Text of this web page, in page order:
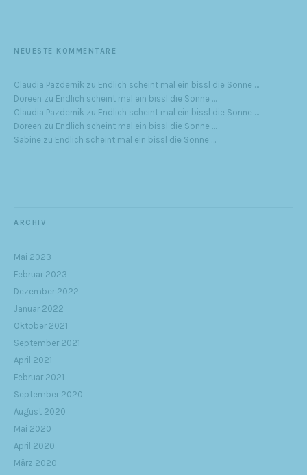
NEUESTE KOMMENTARE
Claudia Pazdernik zu Endlich scheint mal ein bissl die Sonne …
Doreen zu Endlich scheint mal ein bissl die Sonne …
Claudia Pazdernik zu Endlich scheint mal ein bissl die Sonne …
Doreen zu Endlich scheint mal ein bissl die Sonne …
Sabine zu Endlich scheint mal ein bissl die Sonne …
ARCHIV
Mai 2023
Februar 2023
Dezember 2022
Januar 2022
Oktober 2021
September 2021
April 2021
Februar 2021
September 2020
August 2020
Mai 2020
April 2020
März 2020